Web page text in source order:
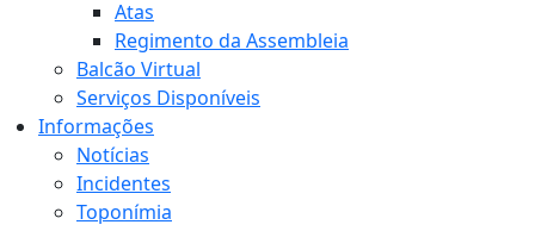
Atas
Regimento da Assembleia
Balcão Virtual
Serviços Disponíveis
Informações
Notícias
Incidentes
Toponímia